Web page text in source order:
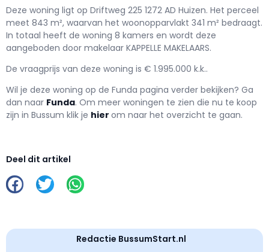
Deze woning ligt op Driftweg 225 1272 AD Huizen. Het perceel
meet 843 m², waarvan het woonopparvlakt 341 m² bedraagt.
In totaal heeft de woning 8 kamers en wordt deze
aangeboden door makelaar KAPPELLE MAKELAARS.
De vraagprijs van deze woning is € 1.995.000 k.k..
Wil je deze woning op de Funda pagina verder bekijken? Ga
dan naar Funda. Om meer woningen te zien die nu te koop
zijn in Bussum klik je hier om naar het overzicht te gaan.
Deel dit artikel
Redactie BussumStart.nl